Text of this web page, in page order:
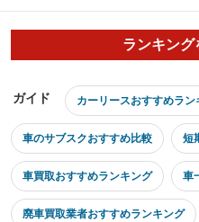
ランキング
ガイド カーリースおすすめラン
車のサブスクおすすめ比較 短
車買取おすすめランキング 車
廃車買取業者おすすめランキング